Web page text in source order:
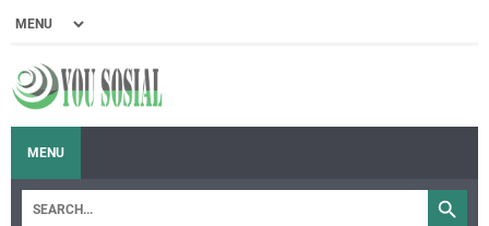
MENU